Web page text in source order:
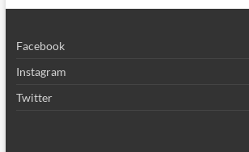
Facebook
Instagram
Twitter